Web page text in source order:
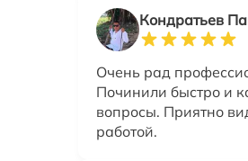
Кондратьев
Очень рад
Починили быстро и
вопросы. Приятно
работой.